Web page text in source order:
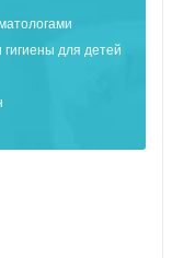
для детей